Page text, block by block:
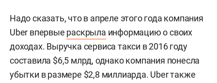
Надо сказать, что в апреле этого года компания
Uber впервые раскрыла информацию о своих
доходах. Выручка сервиса такси в 2016 году
составила $6,5 млрд, однако компания понесла
убытки в размере $2,8 миллиарда. Uber также